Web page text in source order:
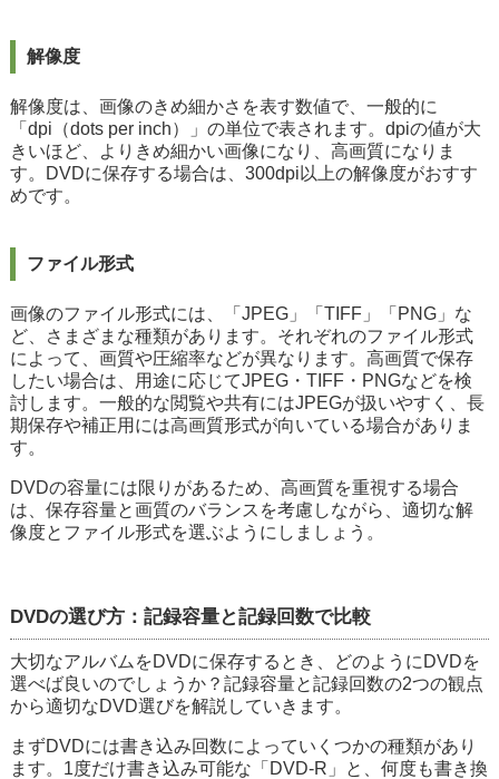
解像度
解像度は、画像のきめ細かさを表す数値で、一般的に
「dpi（dots per inch）」の単位で表されます。dpiの値が大
きいほど、よりきめ細かい画像になり、高画質になりま
す。DVDに保存する場合は、300dpi以上の解像度がおすす
めです。
ファイル形式
画像のファイル形式には、「JPEG」「TIFF」「PNG」な
ど、さまざまな種類があります。それぞれのファイル形式
によって、画質や圧縮率などが異なります。高画質で保存
したい場合は、用途に応じてJPEG・TIFF・PNGなどを検
討します。一般的な閲覧や共有にはJPEGが扱いやすく、長
期保存や補正用には高画質形式が向いている場合がありま
す。
DVDの容量には限りがあるため、高画質を重視する場合
は、保存容量と画質のバランスを考慮しながら、適切な解
像度とファイル形式を選ぶようにしましょう。
DVDの選び方：記録容量と記録回数で比較
大切なアルバムをDVDに保存するとき、どのようにDVDを
選べば良いのでしょうか？記録容量と記録回数の2つの観点
から適切なDVD選びを解説していきます。
まずDVDには書き込み回数によっていくつかの種類があり
ます。1度だけ書き込み可能な「DVD-R」と、何度も書き換